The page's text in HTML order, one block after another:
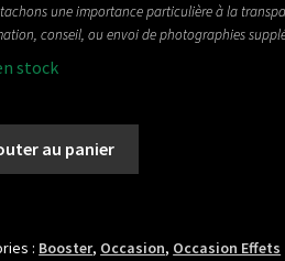
une importance particulière à la
conseil, ou envoi de photographies
stock
au panier
: Booster, Occasion, Occasion Effets